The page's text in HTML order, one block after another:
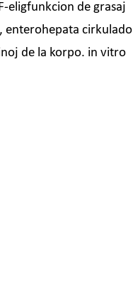
eligfunkcion de grasaj
enterohepata cirkulado
de la korpo. in vitro